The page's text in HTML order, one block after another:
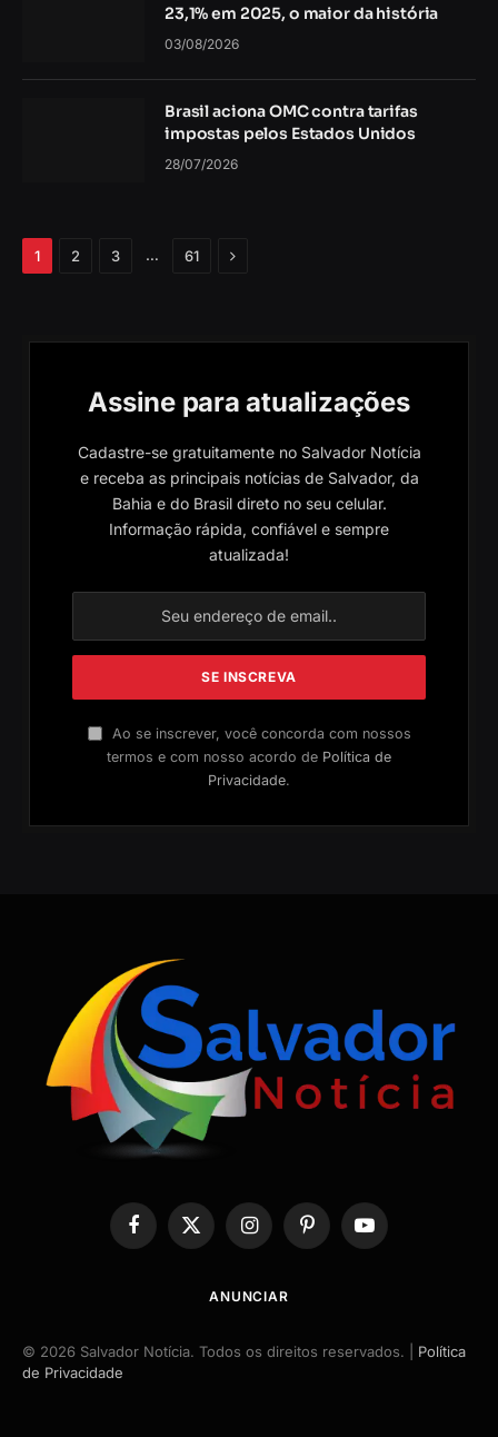
23,1% em 2025, o maior da história
03/08/2026
Brasil aciona OMC contra tarifas
impostas pelos Estados Unidos
28/07/2026
1 2 3 … 61 Próximo
Assine para atualizações
Cadastre-se gratuitamente no Salvador Notícia
e receba as principais notícias de Salvador, da
Bahia e do Brasil direto no seu celular.
Informação rápida, confiável e sempre
atualizada!
Ao se inscrever, você concorda com nossos
termos e com nosso acordo de Política de
Privacidade.
Facebook
X
(Twitter)
InstagramPinterestYouTube
ANUNCIAR
© 2026 Salvador Notícia. Todos os direitos reservados. | Política
de Privacidade